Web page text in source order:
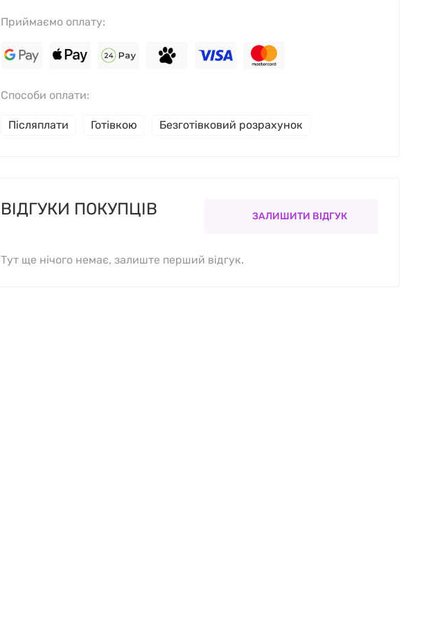
Приймаємо оплату:
Способи оплати:
Післяплати Готівкою Безготівковий розрахунок
ВІДГУКИ ПОКУПЦІВ ЗАЛИШИТИ ВІДГУК
Тут ще нічого немає, залиште перший відгук.